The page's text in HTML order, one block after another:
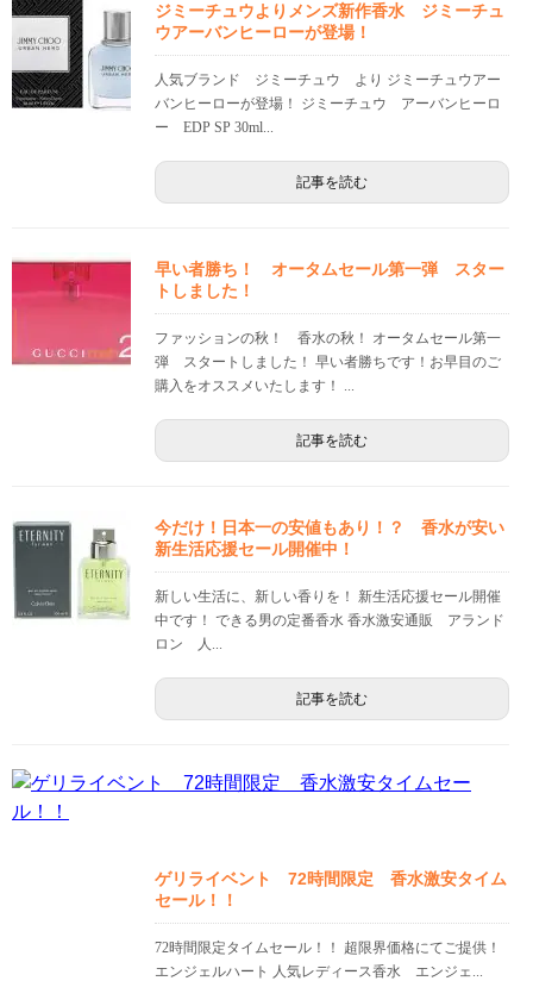
ジミーチュウよりメンズ新作香水 ジミーチュ
ウアーバンヒーローが登場！
人気ブランド ジミーチュウ より ジミーチュウアー
バンヒーローが登場！ ジミーチュウ アーバンヒーロ
ー EDP SP 30ml...
記事を読む
早い者勝ち！ オータムセール第一弾 スター
トしました！
ファッションの秋！ 香水の秋！ オータムセール第一
弾 スタートしました！ 早い者勝ちです！お早目のご
購入をオススメいたします！ ...
記事を読む
今だけ！日本一の安値もあり！？ 香水が安い
新生活応援セール開催中！
新しい生活に、新しい香りを！ 新生活応援セール開催
中です！ できる男の定番香水 香水激安通販 アランド
ロン 人...
記事を読む
ゲリライベント 72時間限定 香水激安タイム
セール！！
72時間限定タイムセール！！ 超限界価格にてご提供！
エンジェルハート 人気レディース香水 エンジェ...